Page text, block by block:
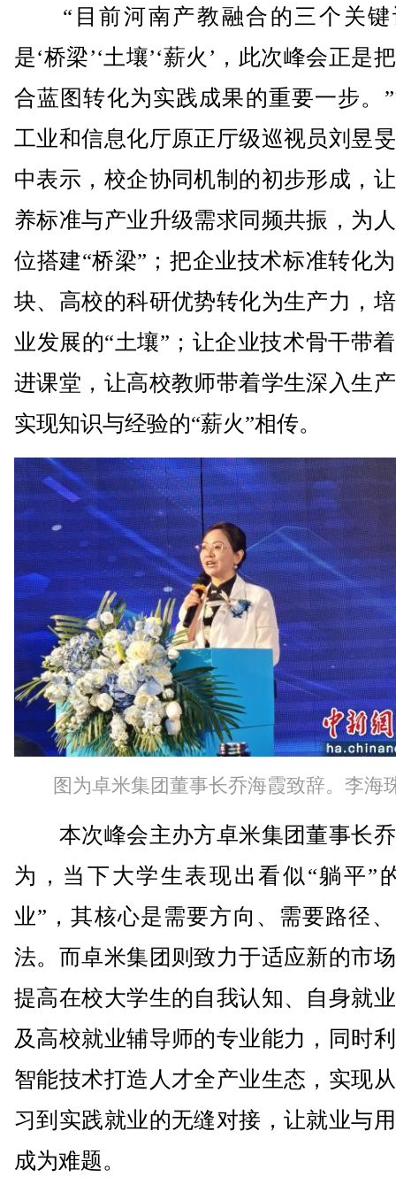
“目前河南产教融合的三个关键
是‘桥梁’‘土壤’‘薪火’，此次峰会正是
合蓝图转化为实践成果的重要一步。
工业和信息化厅原正厅级巡视员刘昱
中表示，校企协同机制的初步形成，
养标准与产业升级需求同频共振，为
位搭建“桥梁”；把企业技术标准转化
块、高校的科研优势转化为生产力，
业发展的“土壤”；让企业技术骨干带
进课堂，让高校教师带着学生深入生
实现知识与经验的“薪火”相传。
图为卓米集团董事长乔海霞致辞。李海
本次峰会主办方卓米集团董事长
为，当下大学生表现出看似“躺平”
业”，其核心是需要方向、需要路径
法。而卓米集团则致力于适应新的市
提高在校大学生的自我认知、自身就
及高校就业辅导师的专业能力，同时
智能技术打造人才全产业生态，实现
习到实践就业的无缝对接，让就业与
成为难题。